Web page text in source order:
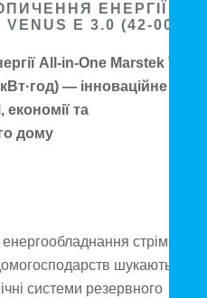
ЕНЕРГІЇ
VENUS E 3.0 (42-
All-in-One Marstek
— інноваційне
та
дому
стрімко
шукають
системи резервного